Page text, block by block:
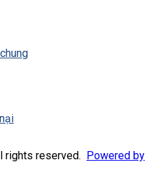
rights reserved. Powered by